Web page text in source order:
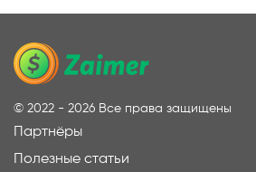
© 2022 - 2026 Все права защищены
Партнёры
Полезные статьи